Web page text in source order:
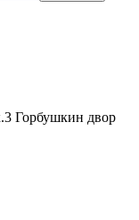
Горбушкин двор